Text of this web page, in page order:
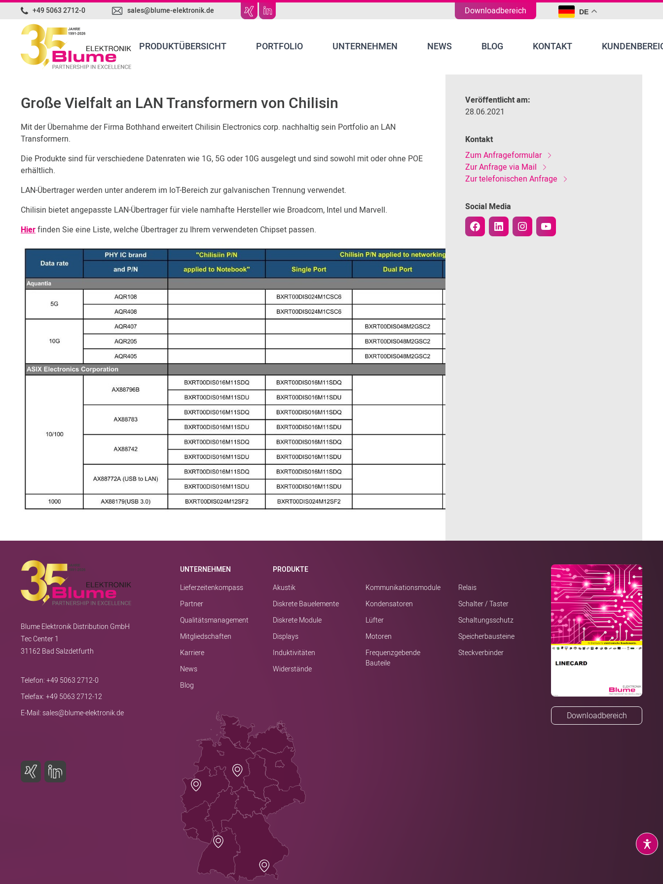
+49 5063 2712-0 sales@blume-elektronik.de Downloadbereich DE
PRODUKTÜBERSICHT PORTFOLIO UNTERNEHMEN NEWS BLOG KONTAKT
Große Vielfalt an LAN Transformern von Chilisin
Mit der Übernahme der Firma Bothhand erweitert Chilisin Electronics corp. nachhaltig sein Portfolio an LAN
Transformern.
Die Produkte sind für verschiedene Datenraten wie 1G, 5G oder 10G ausgelegt und sind sowohl mit oder ohne POE
erhältlich.
LAN-Übertrager werden unter anderem im IoT-Bereich zur galvanischen Trennung verwendet.
Chilisin bietet angepasste LAN-Übertrager für viele namhafte Hersteller wie Broadcom, Intel und Marvell.
Hierfinden Sie eine Liste, welche Übertrager zu Ihrem verwendeten Chipset passen.
Veröffentlicht am:
28.06.2021
Kontakt
Zum Anfrageformular
Zur Anfrage via Mail
Zur telefonischen Anfrage
Social Media
Blume Elektronik Distribution GmbH
Tec Center 1
31162 Bad Salzdetfurth
Telefon:+49 5063 2712-0
Telefax: +49 5063 2712-12
E-Mail:sales@blume-elektronik.de
UNTERNEHMEN
Lieferzeitenkompass
Partner
Qualitätsmanagement
Mitgliedschaften
Karriere
News
Blog
PRODUKTE
Akustik
Diskrete Bauelemente
Diskrete Module
Displays
Induktivitäten
Widerstände
Kommunikationsmodule
Kondensatoren
Lüfter
Motoren
Frequenzgebende
Bauteile
Relais
Schalter / Taster
Schaltungsschutz
Speicherbausteine
Steckverbinder
Downloadbereich